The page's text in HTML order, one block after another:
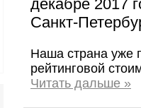
декабре 2017
Санкт-
Наша страна уже
рейтинговой
Читать дальше »